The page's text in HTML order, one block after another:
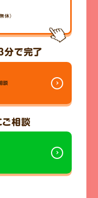
休）
分で完了
談
ご相談